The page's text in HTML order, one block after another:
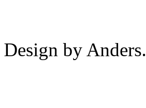
Design by Anders.